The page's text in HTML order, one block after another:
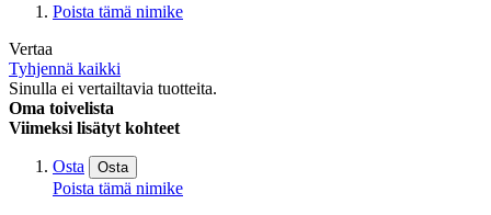
Poista tämä nimike
Vertaa
Tyhjennä kaikki
Sinulla ei vertailtavia tuotteita.
Oma toivelista
Viimeksi lisätyt kohteet
Osta Osta
Poista tämä nimike